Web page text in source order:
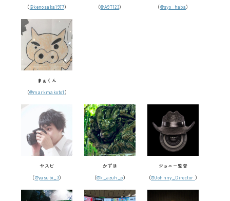
（@kenosaka1977）
（@A9T123）
（@syo_haba）
まぁくん
（@markmakoto1）
ヤスビ
（@yasubi_3）
かずほ
（@k_azuh_o）
ジョニー監督
（@Johnny_Director ）